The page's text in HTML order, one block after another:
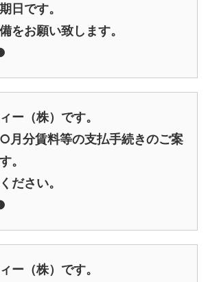
日です。
をお願い致します。
ー（株）です。
月分賃料等の支払手続きのご案
。
ださい。
ー（株）です。